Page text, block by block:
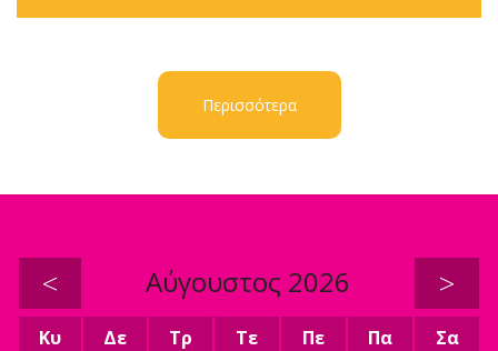
Περισσότερα
< Αύγουστος 2026 >
Κυ Δε Τρ Τε Πε Πα
Σα